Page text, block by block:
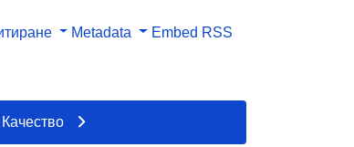
Metadata Embed RSS
Качество